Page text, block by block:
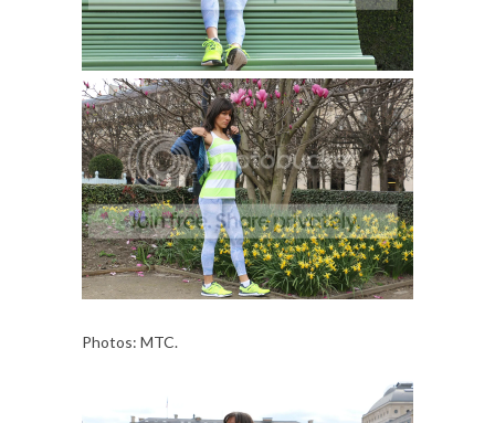
Photos: MTC.